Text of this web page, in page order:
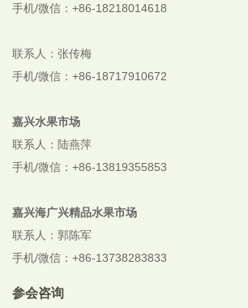
手机/微信：+86-18218014618
联系人：张传梅
手机/微信：+86-18717910672
嘉兴水果市场
联系人：陆燕萍
手机/微信：+86-13819355853
嘉兴海广兴精品水果市场
联系人：郭陈军
手机/微信：+86-13738283833
参会咨询